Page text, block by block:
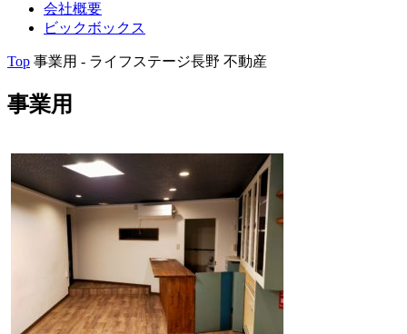
会社概要
ビックボックス
Top 事業用 - ライフステージ長野 不動産
事業用